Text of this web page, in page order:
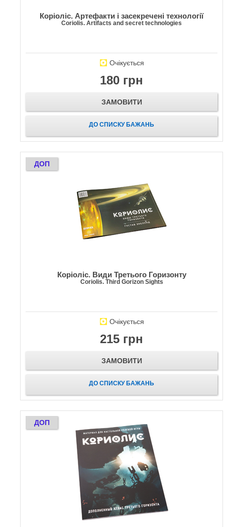
Коріоліс. Артефакти і засекречені технології
Coriolis. Artifacts and secret technologies
Очікується
180 грн
ЗАМОВИТИ
ДО СПИСКУ БАЖАНЬ
ДОП
Коріоліс. Види Третього Горизонту
Coriolis. Third Gorizon Sights
Очікується
215 грн
ЗАМОВИТИ
ДО СПИСКУ БАЖАНЬ
ДОП